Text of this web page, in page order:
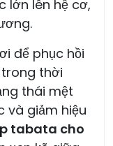
lớn lên hệ cơ,
để phục hồi
thời
thái mệt
và giảm hiệu
tabata cho